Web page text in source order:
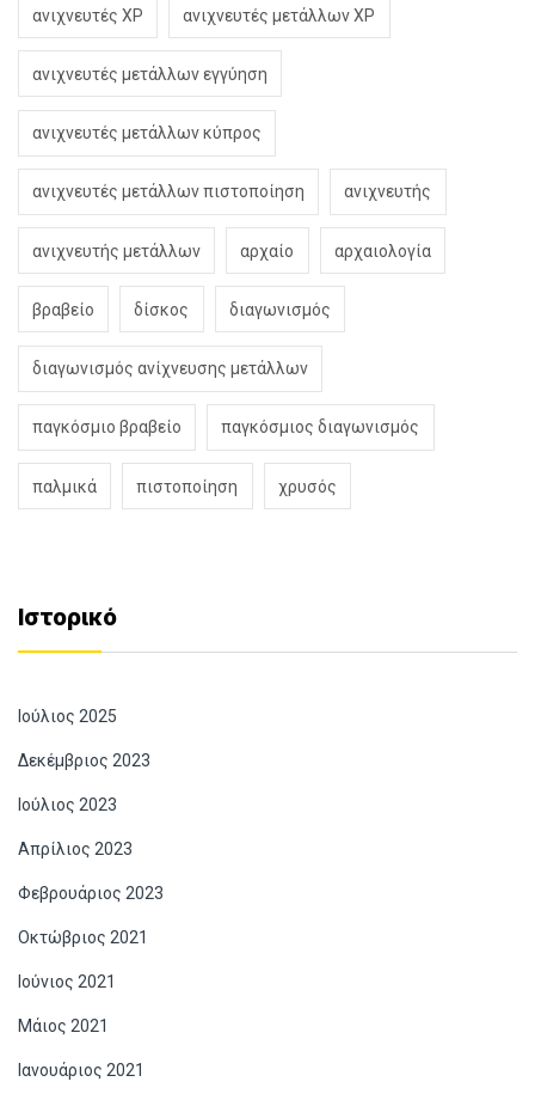
ανιχνευτές XP ανιχνευτές μετάλλων XP
ανιχνευτές μετάλλων εγγύηση
ανιχνευτές μετάλλων κύπρος
ανιχνευτές μετάλλων πιστοποίηση ανιχνευτής
ανιχνευτής μετάλλων αρχαίο αρχαιολογία
βραβείο δίσκος διαγωνισμός
διαγωνισμός ανίχνευσης μετάλλων
παγκόσμιο βραβείο παγκόσμιος διαγωνισμός
παλμικά πιστοποίηση χρυσός
Ιστορικό
Ιούλιος 2025
Δεκέμβριος 2023
Ιούλιος 2023
Απρίλιος 2023
Φεβρουάριος 2023
Οκτώβριος 2021
Ιούνιος 2021
Μάιος 2021
Ιανουάριος 2021